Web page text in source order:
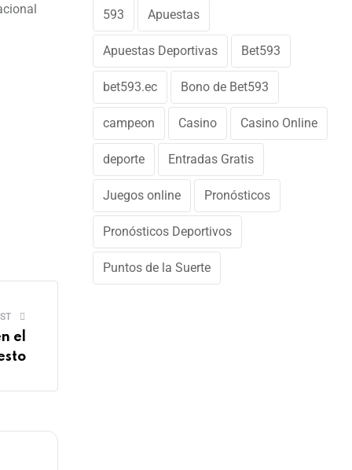
el
593 Apuestas
Apuestas Deportivas Bet593
bet593.ec Bono de Bet593
campeon Casino Casino Online
deporte Entradas Gratis
Juegos online Pronósticos
Pronósticos Deportivos
Puntos de la Suerte